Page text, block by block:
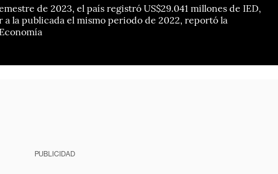
de 2023, el país registró US$29.041 millones de IED,
a la publicada el mismo periodo de 2022, reportó la
PUBLICIDAD